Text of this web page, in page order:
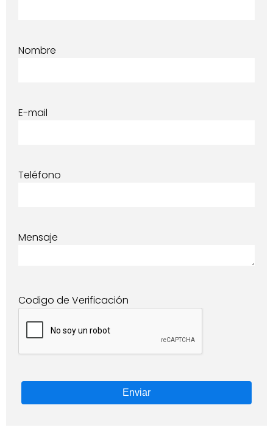
Nombre
E-mail
Teléfono
Mensaje
Codigo de Verificación
Enviar